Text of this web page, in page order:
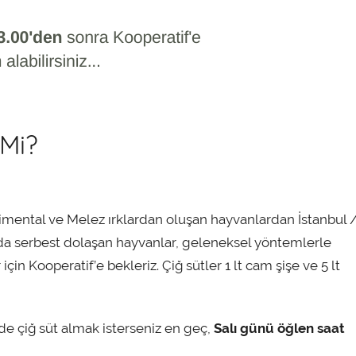
ve Melez ırklardan oluşan hayvanlardan İstanbul
serbest dolaşan hayvanlar, geleneksel yöntemlerle
Kooperatif’e bekleriz. Çiğ sütler 1 lt cam şişe ve 5 lt
çiğ süt almak isterseniz en geç, Salı günü öğlen saat